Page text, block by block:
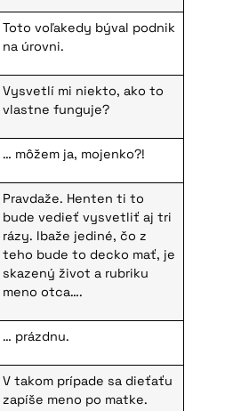
Toto voľakedy býval podnik
na úrovni.
Vysvetlí mi niekto, ako to
vlastne funguje?
… môžem ja, mojenko?!
Pravdaže. Henten ti to
bude vedieť vysvetliť aj tri
rázy. Ibaže jediné, čo z
teho bude to decko mať, je
skazený život a rubriku
meno otca….
… prázdnu.
V takom prípade sa dieťaťu
zapíše meno po matke.